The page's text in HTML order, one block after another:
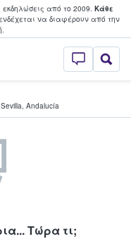
από το 2009. Κάθε
να διαφέρουν από την
StubHub - Όπου
Sevilla, Andalucía
Τώρα τι;